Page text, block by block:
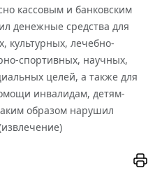
кассовым и банковским
денежные средства для
культурных, лечебно-
спортивных, научных,
целей, а также для
инвалидам, детям-
образом нарушил